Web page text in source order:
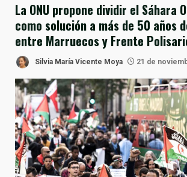
La ONU propone dividir el Sáhara
como solución a más de 50 años
entre Marruecos y Frente
Silvia María Vicente Moya 21 de